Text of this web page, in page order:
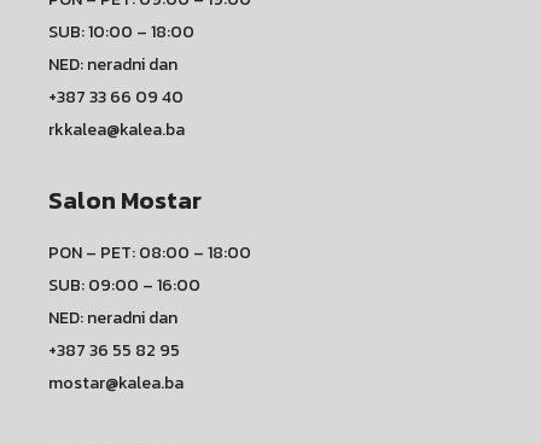
SUB: 10:00 – 18:00
NED: neradni dan
+387 33 66 09 40
rkkalea@kalea.ba
Salon Mostar
PON – PET: 08:00 – 18:00
SUB: 09:00 – 16:00
NED: neradni dan
+387 36 55 82 95
mostar@kalea.ba